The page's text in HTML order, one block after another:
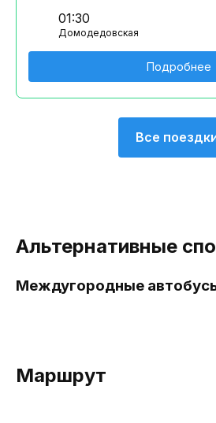
01:30
Домодедовская
Подробнее
Все
Альтернативные
Междугородные
Маршрут